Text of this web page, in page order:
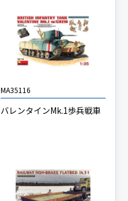
MA35116
バレンタインMk.1歩兵戦車